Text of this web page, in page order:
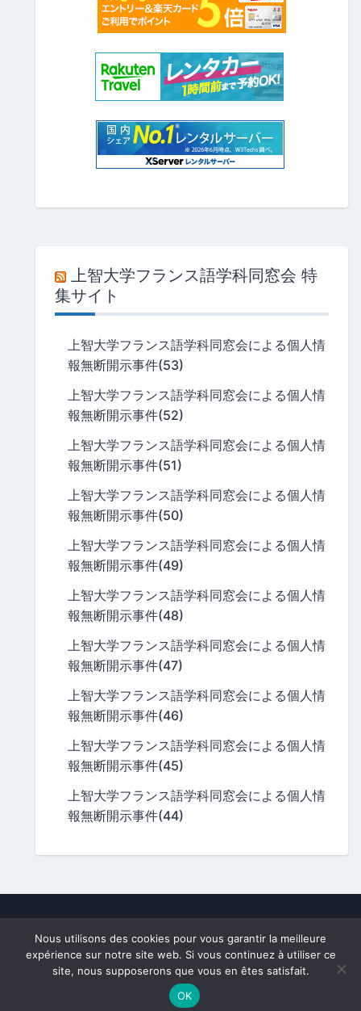
上智大学フランス語学科同窓会 特
集サイト
上智大学フランス語学科同窓会による個人情
報無断開示事件(53)
上智大学フランス語学科同窓会による個人情
報無断開示事件(52)
上智大学フランス語学科同窓会による個人情
報無断開示事件(51)
上智大学フランス語学科同窓会による個人情
報無断開示事件(50)
上智大学フランス語学科同窓会による個人情
報無断開示事件(49)
上智大学フランス語学科同窓会による個人情
報無断開示事件(48)
上智大学フランス語学科同窓会による個人情
報無断開示事件(47)
上智大学フランス語学科同窓会による個人情
報無断開示事件(46)
上智大学フランス語学科同窓会による個人情
報無断開示事件(45)
上智大学フランス語学科同窓会による個人情
報無断開示事件(44)
All texts and photos subject to copyright.
[This site is private and not related to Sophia University.]
Theme:
Nous utilisons des cookies pour vous garantir la meilleure
expérience sur notre site web. Si vous continuez à utiliser ce
site, nous supposerons que vous en êtes satisfait.
OK